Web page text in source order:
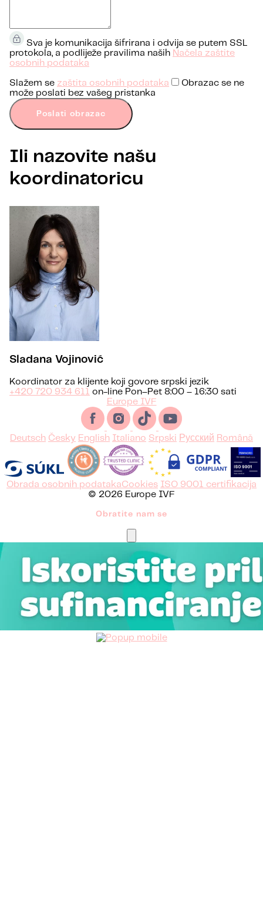
Sva je komunikacija šifrirana i odvija se putem SSL
protokola, a podliježe pravilima naših Načela zaštite
osobnih podataka
Slažem se zaštita osobnih podataka
Obrazac se ne
može poslati bez vašeg pristanka
Poslati obrazac
Ili nazovite našu
koordinatoricu
Sladana Vojinović
Koordinator za klijente koji govore srpski jezik
+420 720 934 611
on-line Pon–Pet 8:00 – 16:30 sati
Europe IVF
Deutsch Česky English Italiano Srpski Русский Română
Obrada osobnih podatakaCookies
ISO 9001 certifikacija
© 2026 Europe IVF
Obratite nam se